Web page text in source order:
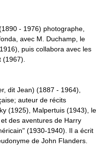
- 1976) photographe,
avec M. Duchamp, le
puis collabora avec les
(1967).
dit Jean) (1887 - 1964),
auteur de récits
(1925), Malpertuis (1943), le
des aventures de Harry
(1930-1940). Il a écrit
de John Flanders.